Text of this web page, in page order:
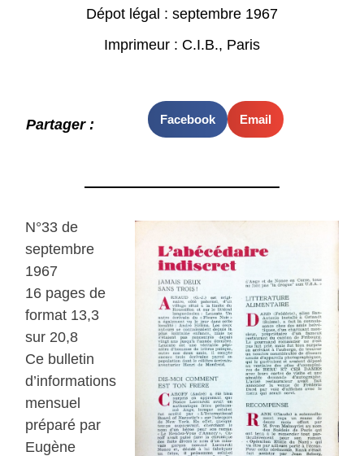
Dépot légal : septembre 1967
Imprimeur : C.I.B., Paris
Partager : Facebook Email
N°33 de
septembre
1967
16 pages de
format 13,3
sur 20,8
Ce bulletin
d’informations
mensuel
préparé par
Eugène